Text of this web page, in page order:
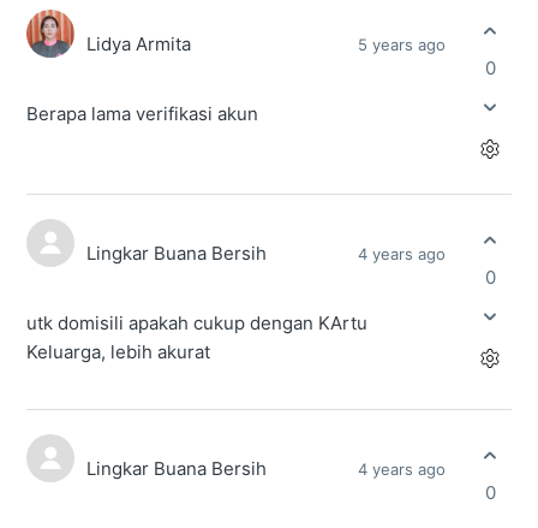
Lidya Armita 5 years ago
Berapa lama verifikasi akun
0
Lingkar Buana Bersih 4 years ago
utk domisili apakah cukup dengan KArtu
Keluarga, lebih akurat
0
Lingkar Buana Bersih 4 years ago
0